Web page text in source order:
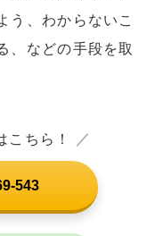
う、わからないこ
、などの手段を取
こちら！ ／
543